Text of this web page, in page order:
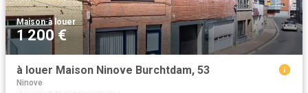
Maison·à louer
1 200 €
à louer Maison Ninove Burchtdam, 53
Ninove